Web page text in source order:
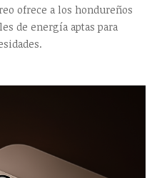
ofrece a los hondureños
de energía aptas para